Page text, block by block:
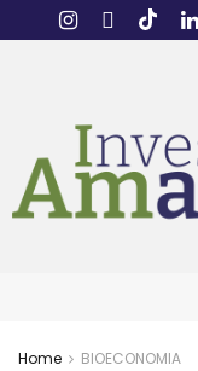
Home BIOECONOMIA